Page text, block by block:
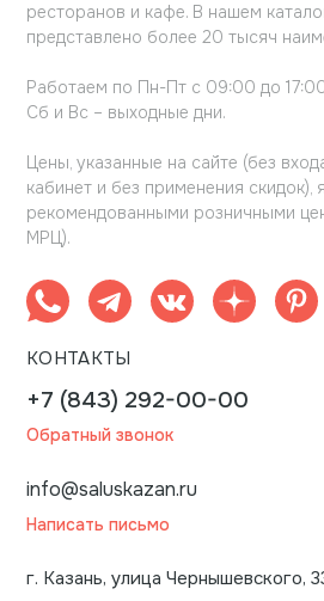
ресторанов и кафе. В нашем
представлено более 20 тысяч
Работаем по Пн-Пт с 09:00 до
Сб и Вс – выходные дни.
Цены, указанные на сайте (без
кабинет и без применения скидок),
рекомендованными розничными
МРЦ).
КОНТАКТЫ
+7 (843) 292-00-00
Обратный звонок
info@saluskazan.ru
Написать письмо
г. Казань, улица Чернышевского,